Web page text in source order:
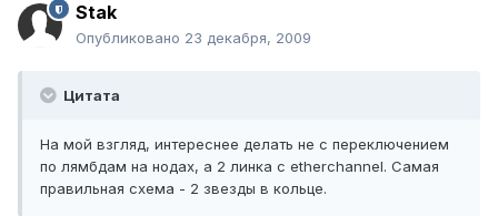
Stak
Опубликовано 23 декабря, 2009
Цитата
На мой взгляд, интереснее делать не с переключением
по лямбдам на нодах, а 2 линка с etherchannel. Самая
правильная схема - 2 звезды в кольце.